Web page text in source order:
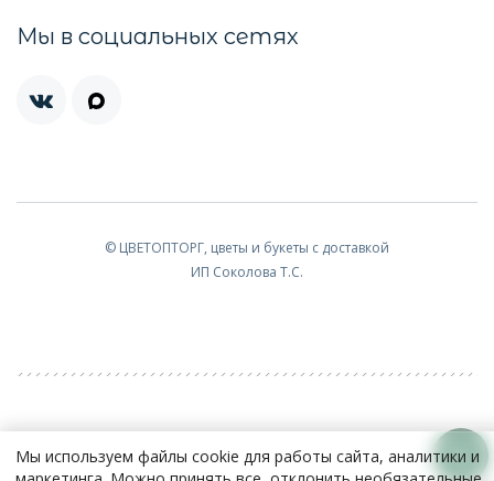
Мы в социальных сетях
© ЦВЕТОПТОРГ, цветы и букеты с доставкой
ИП Соколова Т.С.
Мы используем файлы cookie для работы сайта, аналитики и